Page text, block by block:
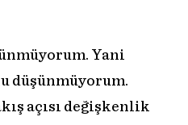
Yani
düşünmüyorum.
açısı değişkenlik